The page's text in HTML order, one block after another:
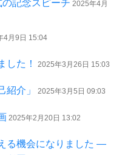
記念スピーチ 2025年4月
4月9日 15:04
した！ 2025年3月26日 15:03
紹介」 2025年3月5日 09:03
2025年2月20日 13:02
る機会になりました ―